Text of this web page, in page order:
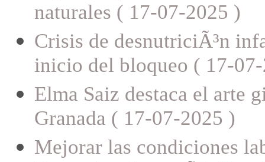
naturales ( 17-07-2025 )
Crisis de desnutriciÃ³n
inicio del bloqueo ( 17-
Elma Saiz destaca el arte
Granada ( 17-07-2025 )
Mejorar las condiciones